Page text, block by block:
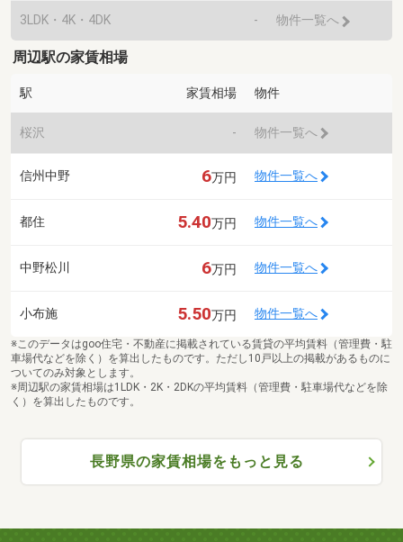
3LDK・4K・4DK - 物件一覧へ
周辺駅の家賃相場
駅 家賃相場 物件
桜沢 - 物件一覧へ
信州中野 6万円 物件一覧へ
都住 5.40万円 物件一覧へ
中野松川 6万円 物件一覧へ
小布施 5.50万円 物件一覧へ
※このデータはgoo住宅・不動産に掲載されている賃貸の平均賃料（管理費・駐
車場代などを除く）を算出したものです。ただし10戸以上の掲載があるものに
ついてのみ対象とします。
※周辺駅の家賃相場は1LDK・2K・2DKの平均賃料（管理費・駐車場代などを除
く）を算出したものです。
長野県の家賃相場をもっと見る